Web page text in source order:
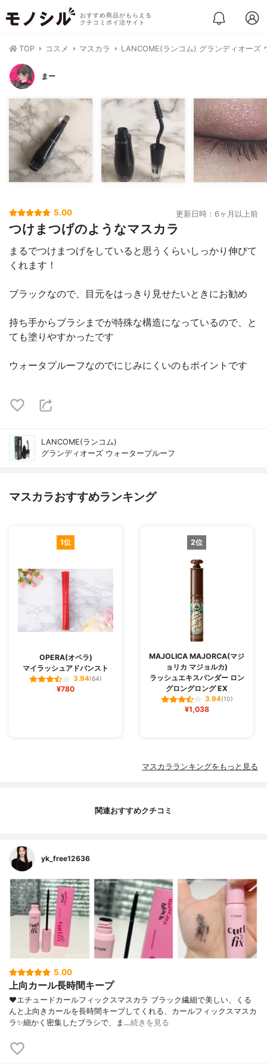
おすすめ商品がもらえる
クチコミポイ活サイト
TOP コスメ マスカラ LANCOME(ランコム) グランディオーズ
まー
5.00 更新日時：6ヶ月以上前
つけまつげのようなマスカラ
まるでつけまつげをしていると思うくらいしっかり伸びて
くれます！
ブラックなので、目元をはっきり見せたいときにお勧め
持ち手からブラシまでが特殊な構造になっているので、と
ても塗りやすかったです
ウォータプルーフなのでにじみにくいのもポイントです
LANCOME(ランコム)
グランディオーズ ウォータープルーフ
マスカラおすすめランキング
1位
OPERA(オペラ)
マイラッシュアドバンスト
3.94(64)
¥780
2位
MAJOLICA MAJORCA(マジ
ョリカ マジョルカ)
ラッシュエキスパンダー ロン
グロングロング EX
3.94(10)
¥1,038
マスカラランキングをもっと見る
関連おすすめクチコミ
yk_free12636
5.00
上向カール長時間キープ
❤︎エチュードカールフィックスマスカラ ブラック繊細で美しい、くる
んと上向きカールを長時間キープしてくれる、カールフィックスマスカ
ラ✨細かく密集したブラシで、ま…続きを見る